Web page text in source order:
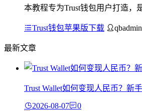
本教程专为Trust钱包用户打造，
Trust钱包苹果版下载 qbadmin
最新文章
Trust Wallet如何变现人民币？新
2026-08-07 0